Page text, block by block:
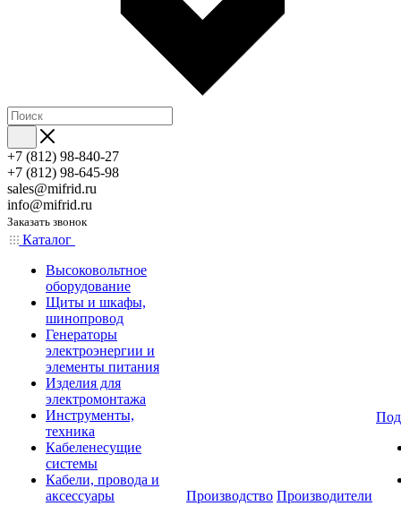
+7 (812) 98-840-27
+7 (812) 98-645-98
sales@mifrid.ru
info@mifrid.ru
Заказать звонок
Каталог
Высоковольтное
оборудование
Щиты и шкафы,
шинопровод
Генераторы
электроэнергии и
элементы питания
Изделия для
электромонтажа
Инструменты,
техника
Кабеленесущие
системы
Кабели, провода и
аксессуары
Производство Производители